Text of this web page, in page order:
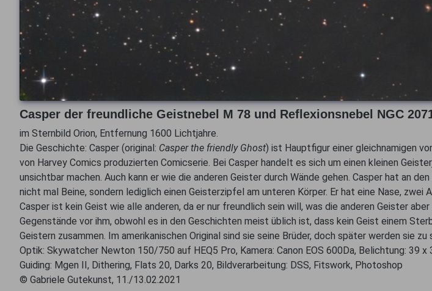
Casper der freundliche Geistnebel M 78 und Reflexionsnebel NGC
im Sternbild Orion, Entfernung 1600 Lichtjahre.
Die Geschichte: Casper (original: Casper the friendly Ghost) ist Hauptfigur einer gleichnamigen
von Harvey Comics produzierten Comicserie. Bei Casper handelt es sich um einen kleinen
unsichtbar machen. Auch kann er wie die anderen Geister durch Wände gehen. Casper hat an
nicht mal Beine, sondern lediglich einen Geisterzipfel am unteren Körper. Er hat eine Nase, zwei
Casper ist kein Geist wie alle anderen, da er nur freundlich sein will, was die anderen Geister
Gegenstände vor ihm, obwohl es in den Geschichten meist üblich ist, dass kein Geist einem
Geistern zusammen. Im amerikanischen Original sind sie seine Brüder, doch später werden sie zu
Optik: Skywatcher Newton 150/750 auf HEQ5 Pro, Kamera: Canon EOS 600Da, Belichtung: 39
Guiding: Mgen II, Dithering, Flats 20, Darks 20, Bildverarbeitung: DSS, Fitswork, Photoshop
© Gabriele Gutekunst, 11./13.02.2021